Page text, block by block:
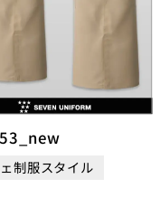
制服スタイル